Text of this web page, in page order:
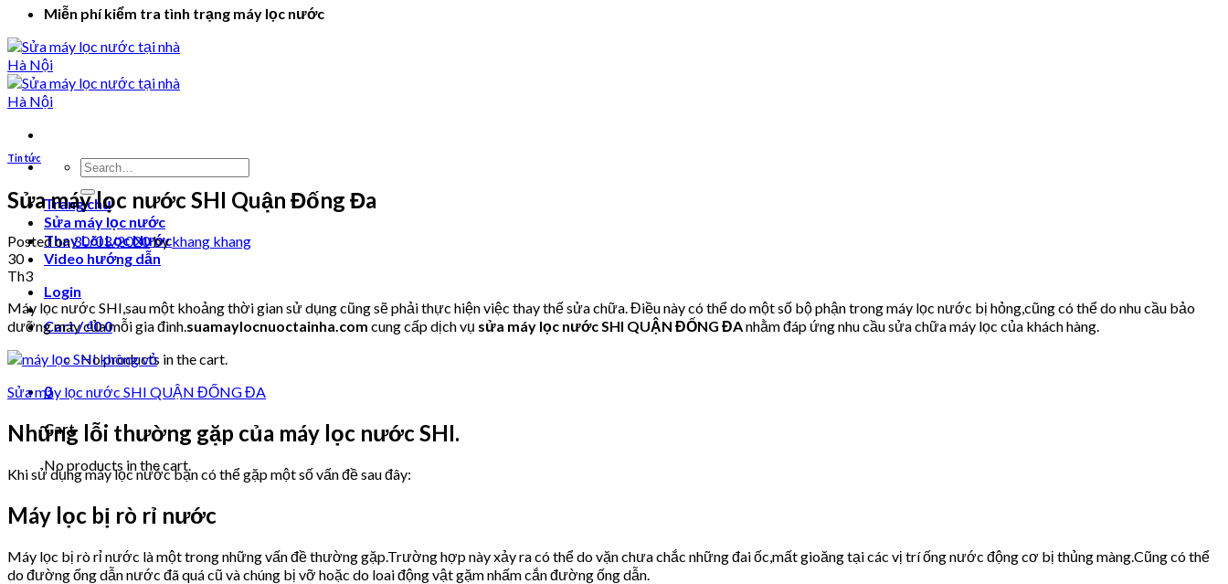
Miễn phí kiểm tra tình trạng máy lọc nước
Search
for:
Trang chủ
Sửa máy lọc nước
Thay Lõi Lọc Nước
Video hướng dẫn
Login
Cart /₫00
No products in the cart.
0
Cart
No products in the cart.
Tin tức
Sửa máy lọc nước SHI Quận Đống Đa
Posted on30/03/2020bykhang khang
30
Th3
Máy lọc nước SHI,sau một khoảng thời gian sử dụng cũng sẽ phải thực hiện việc thay thế sửa chữa. Điều này có thể do một số bộ phận trong máy lọc nước bị hỏng,cũng có thể do nhu cầu bảo
dưỡng máy của mỗi gia đình.suamaylocnuoctainha.com cung cấp dịch vụ sửa máy lọc nước SHI QUẬN ĐỐNG ĐAnhằm đáp ứng nhu cầu sửa chữa máy lọc của khách hàng.
Sửa máy lọc nước SHI QUẬN ĐỐNG ĐA
Những lỗi thường gặp của máy lọc nước SHI.
Khi sử dụng máy lọc nước bạn có thể gặp một số vấn đề sau đây:
Máy lọc bị rò rỉ nước
Máy lọc bị rò rỉ nước là một trong những vấn đề thường gặp.Trường hợp này xảy ra có thể do vặn chưa chắc những đai ốc,mất gioăng tại các vị trí ống nước động cơ bị thủng màng.Cũng có thể
do đường ống dẫn nước đã quá cũ và chúng bị vỡ hoặc do loai động vật gặm nhấm cắn đường ống dẫn.